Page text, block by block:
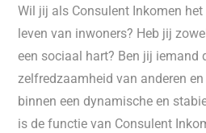
Wil jij als Consulent Inkomen
leven van inwoners? Heb jij
een sociaal hart? Ben jij iemand
zelfredzaamheid van anderen
binnen een dynamische en
is de functie van Consulent